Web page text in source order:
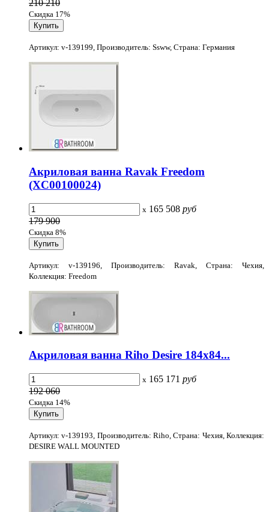
210 210
Скидка 17%
Артикул: v-139199, Производитель: Ssww, Страна: Германия
Акриловая ванна Ravak Freedom
(XC00100024)
x 165 508 руб
179 900
Скидка 8%
Артикул: v-139196, Производитель: Ravak, Страна: Чехия,
Коллекция: Freedom
Акриловая ванна Riho Desire 184x84...
x 165 171 руб
192 060
Скидка 14%
Артикул: v-139193, Производитель: Riho, Страна: Чехия, Коллекция:
DESIRE WALL MOUNTED